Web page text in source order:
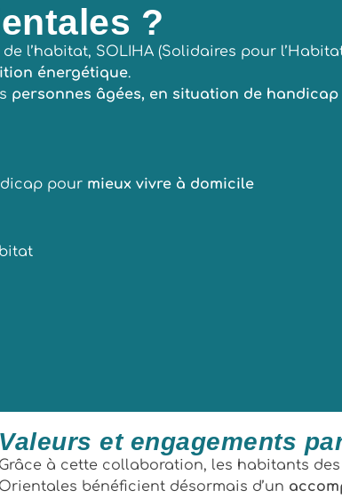
?
l’habitat, SOLIHA (Solidaires pour
énergétique.
personnes âgées, en situation de handicap
pour mieux vivre à domicile
Valeurs et engagements
Grâce à cette collaboration, les habitants des
Orientales bénéficient désormais d’un